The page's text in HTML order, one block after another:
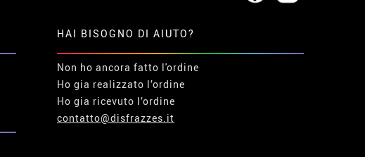
HAI BISOGNO DI AIUTO?
Non ho ancora fatto l'ordine
Ho gia realizzato l’ordine
Ho gia ricevuto l’ordine
contatto@disfrazzes.it